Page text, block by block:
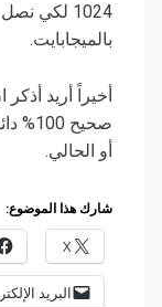
1024 لكي
بالميجابايت.
أخيراً أريد
صحيح
أو الحالي.
شارك هذا الموضوع:
X
البريد